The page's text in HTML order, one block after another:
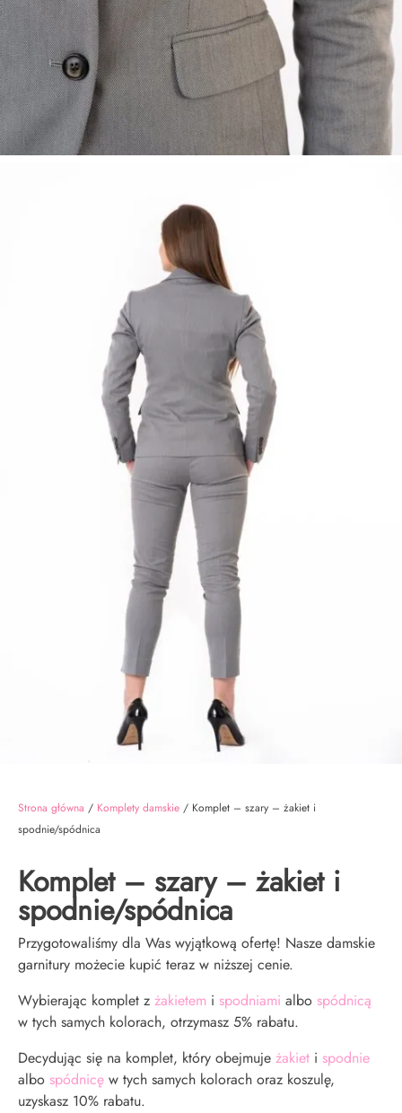
Strona główna / Komplety damskie / Komplet – szary – żakiet i
spodnie/spódnica
Komplet – szary – żakiet i
spodnie/spódnica
Przygotowaliśmy dla Was wyjątkową ofertę! Nasze damskie
garnitury możecie kupić teraz w niższej cenie.
Wybierając komplet z żakietem i spodniami albo spódnicą
w tych samych kolorach, otrzymasz 5% rabatu.
Decydując się na komplet, który obejmuje żakiet i spodnie
albo spódnicę w tych samych kolorach oraz koszulę,
uzyskasz 10% rabatu.